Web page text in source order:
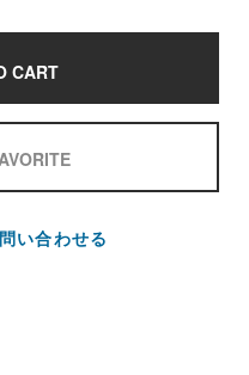
CART
い合わせる